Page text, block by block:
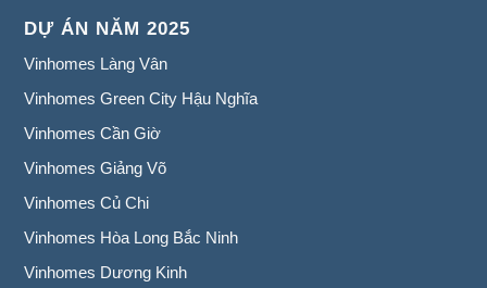
DỰ ÁN NĂM 2025
Vinhomes Làng Vân
Vinhomes Green City Hậu Nghĩa
Vinhomes Cần Giờ
Vinhomes Giảng Võ
Vinhomes Củ Chi
Vinhomes Hòa Long Bắc Ninh
Vinhomes Dương Kinh